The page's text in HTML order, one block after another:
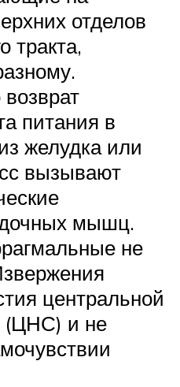
отделов
тракта,
питания в
желудка или
вызывают
мышц.
не
центральной
(ЦНС) и не